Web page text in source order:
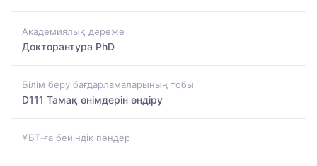
Академиялық дәреже
Докторантура PhD
Білім беру бағдарламаларының тобы
D111 Тамақ өнімдерін өндіру
ҰБТ-ға бейіндік пәндер